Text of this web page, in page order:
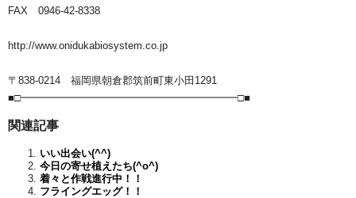
FAX 0946-42-8338
http://www.onidukabiosystem.co.jp
〒838-0214 福岡県朝倉郡筑前町東小田1291
■□━━━━━━━━━━━━━━━━━━━━━□■
関連記事
いい出会い(^^)
今日の寄せ植えたち(^o^)
着々と作戦進行中！！
フライングエッグ！！